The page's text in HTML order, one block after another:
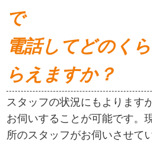
で
電話してどのく
らえますか？
スタッフの状況にもよります
お伺いすることが可能です。
所のスタッフがお伺いさせて